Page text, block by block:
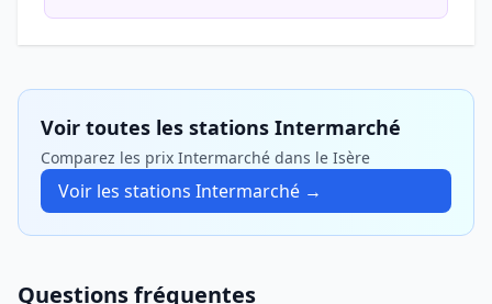
Voir toutes les stations Intermarché
Comparez les prix Intermarché dans le Isère
Voir les stations Intermarché →
Questions fréquentes